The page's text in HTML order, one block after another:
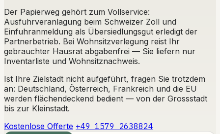
Der Papierweg gehört zum Vollservice:
Ausfuhrveranlagung beim Schweizer Zoll und
Einfuhranmeldung als Übersiedlungsgut erledigt der
Partnerbetrieb. Bei Wohnsitzverlegung reist Ihr
gebrauchter Hausrat abgabenfrei — Sie liefern nur
Inventarliste und Wohnsitznachweis.
Ist Ihre Zielstadt nicht aufgeführt, fragen Sie trotzdem
an: Deutschland, Österreich, Frankreich und die EU
werden flächendeckend bedient — von der Grossstadt
bis zur Kleinstadt.
Kostenlose Offerte +49 1579 2638824